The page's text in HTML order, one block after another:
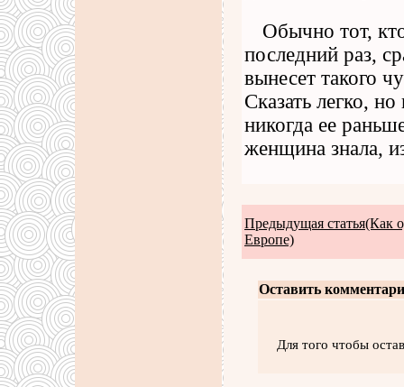
Обычно тот,
последний раз,
вынесет такого
Сказать легко,
никогда ее
женщина знала,
Предыдущая статья(Как
Европе)
Оставить
Для того чтобы